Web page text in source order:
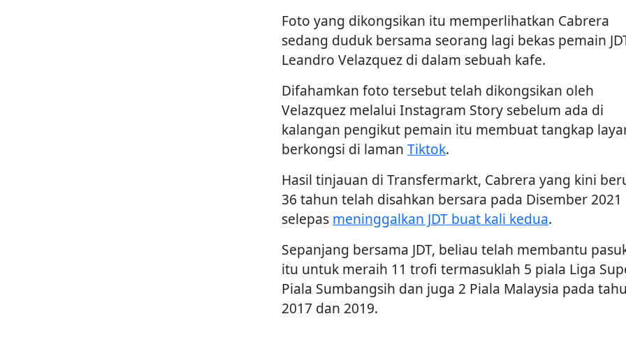
Foto yang dikongsikan itu memperlihatkan Cabrera
sedang duduk bersama seorang lagi bekas pemain
Leandro Velazquez di dalam sebuah kafe.
Difahamkan foto tersebut telah dikongsikan oleh
Velazquez melalui Instagram Story sebelum ada di
kalangan pengikut pemain itu membuat tangkap
berkongsi di laman Tiktok.
Hasil tinjauan di Transfermarkt, Cabrera yang kini
36 tahun telah disahkan bersara pada Disember 2021
selepas meninggalkan JDT buat kali kedua.
Sepanjang bersama JDT, beliau telah membantu
itu untuk meraih 11 trofi termasuklah 5 piala Liga
Piala Sumbangsih dan juga 2 Piala Malaysia pada
2017 dan 2019.